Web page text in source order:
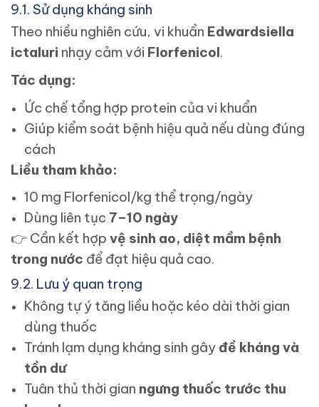
9.1. Sử dụng kháng sinh
Theo nhiều nghiên cứu, vi khuẩn Edwardsiella
ictaluri nhạy cảm với Florfenicol.
Tác dụng:
Ức chế tổng hợp protein của vi khuẩn
Giúp kiểm soát bệnh hiệu quả nếu dùng đúng
cách
Liều tham khảo:
10 mg Florfenicol/kg thể trọng/ngày
Dùng liên tục 7–10 ngày
👉 Cần kết hợp vệ sinh ao, diệt mầm bệnh
trong nước để đạt hiệu quả cao.
9.2. Lưu ý quan trọng
Không tự ý tăng liều hoặc kéo dài thời gian
dùng thuốc
Tránh lạm dụng kháng sinh gây đề kháng và
tồn dư
Tuân thủ thời gian ngưng thuốc trước thu